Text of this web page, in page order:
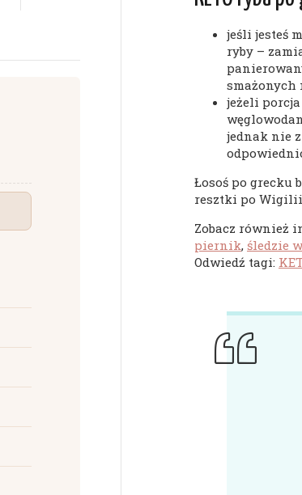
jeśli jesteś
ryby –
jeżeli porcja
jednak nie
Łosoś po grecku
resztki po
Zobacz również
piernik, śledzie
Odwiedź tagi: